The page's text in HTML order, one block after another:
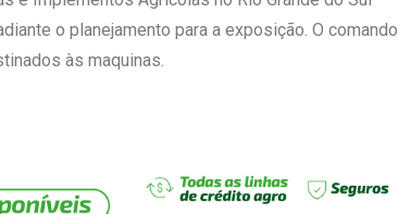
o planejamento para a exposição. O comando
às maquinas.